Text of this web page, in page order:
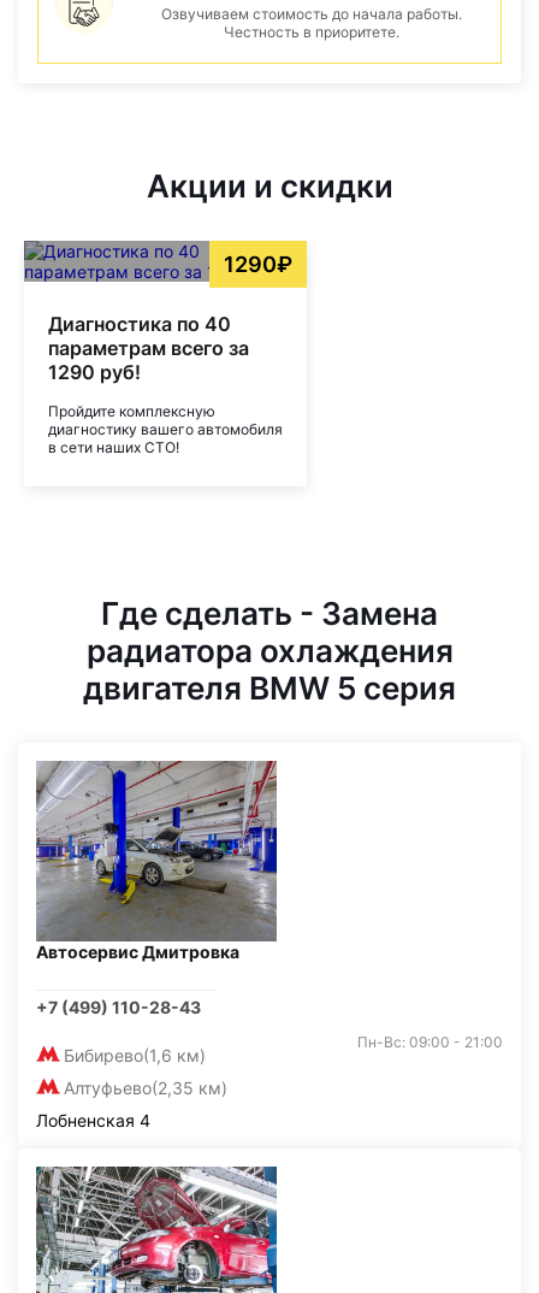
Озвучиваем стоимость до начала работы.
Честность в приоритете.
Акции и скидки
1290₽
Диагностика по 40
параметрам всего за
1290 руб!
Пройдите комплексную
диагностику вашего автомобиля
в сети наших СТО!
Где сделать - Замена
радиатора охлаждения
двигателя BMW 5 серия
Автосервис Дмитровка
+7 (499) 110-28-43
Бибирево(1,6 км)
Алтуфьево(2,35 км)
Пн-Вс: 09:00 - 21:00
Лобненская 4